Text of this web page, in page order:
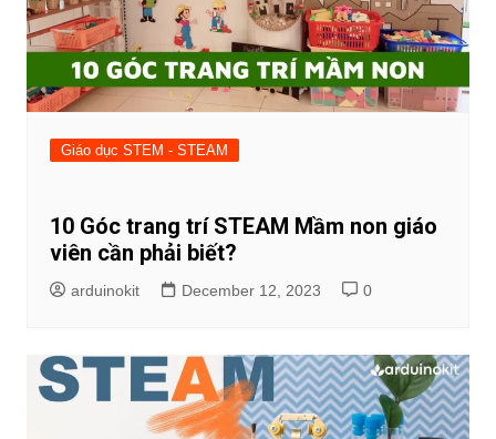
Giáo dục STEM - STEAM
10 Góc trang trí STEAM Mầm non giáo
viên cần phải biết?
arduinokit December 12, 2023 0